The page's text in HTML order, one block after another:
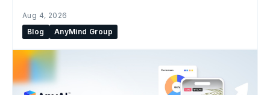
Aug 4, 2026
Blog
AnyMind Group